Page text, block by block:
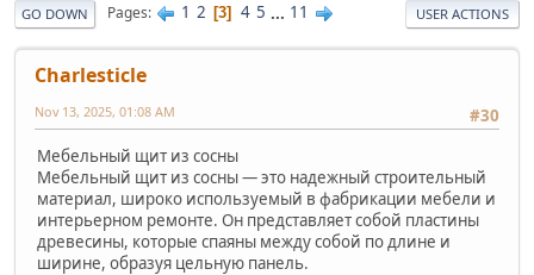
GO DOWN Pages 1 2 3 4 5 ... 11 USER ACTIONS
Charlesticle
#30
Nov 13, 2025, 01:08 AM
Мебельный щит из сосны
Мебельный щит из сосны — это надежный строительный
материал, широко используемый в фабрикации мебели и
интерьерном ремонте. Он представляет собой пластины
древесины, которые спаяны между собой по длине и
ширине, образуя цельную панель.